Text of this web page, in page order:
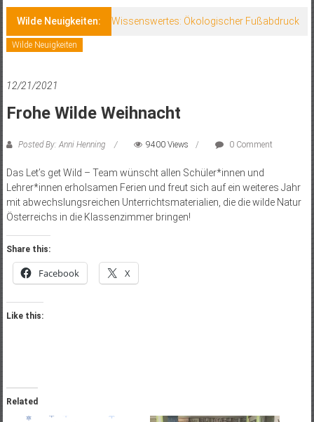
Wilde Neuigkeiten:
Wilde Neuigkeiten
12/21/2021
Frohe Wilde Weihnacht
Posted By: Anni Henning
Das Let’s get Wild – Team wünscht allen Schüler*innen und
Lehrer*innen erholsamen Ferien und freut sich auf ein weiteres Jahr
mit abwechslungsreichen Unterrichtsmaterialien, die die wilde Natur
Österreichs in die Klassenzimmer bringen!
Facebook X